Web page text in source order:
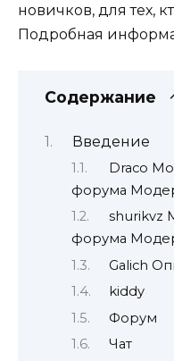
новичков, для тех,
Подробная
Содержание
Введение
Draco
форума
shurikvz
форума
Galich
kiddy
Форум
Чат